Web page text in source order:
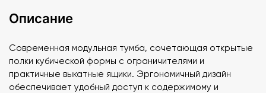
Описание
Современная модульная тумба, сочетающая открытые
полки кубической формы с ограничителями и
практичные выкатные ящики. Эргономичный дизайн
обеспечивает удобный доступ к содержимому и